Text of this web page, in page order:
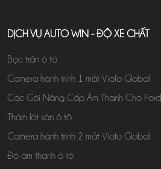
DỊCH VỤ AUTO WIN - ĐỘ XE CHẤT
Bọc trần ô tô
Camera hành trình 1 mắt Viofo Global
Các Gói Nâng Cấp Âm Thanh Cho
Thảm lót sàn ô tô
Camera hành trình 2 mắt Viofo Global
Độ âm thanh ô tô